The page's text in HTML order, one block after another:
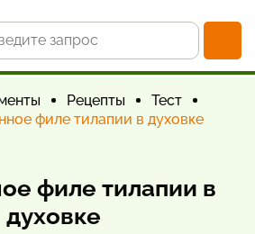
Рецепты
Тест
филе тилапии в духовке
филе тилапии в
духовке